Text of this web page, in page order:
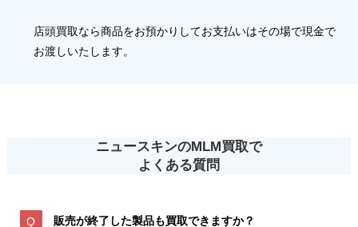
店頭買取なら商品をお預かりしてお支払いはその場で現金で
お渡しいたします。
ニュースキンのMLM買取で
よくある質問
販売が終了した製品も買取できますか？